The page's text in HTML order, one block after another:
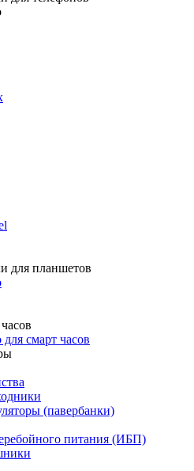
для планшетов
смарт часов
(павербанки)
питания (ИБП)